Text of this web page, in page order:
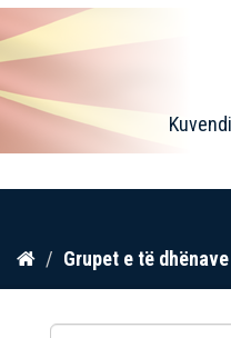
Kalo
përmbajtja
Grupet e të dhënave